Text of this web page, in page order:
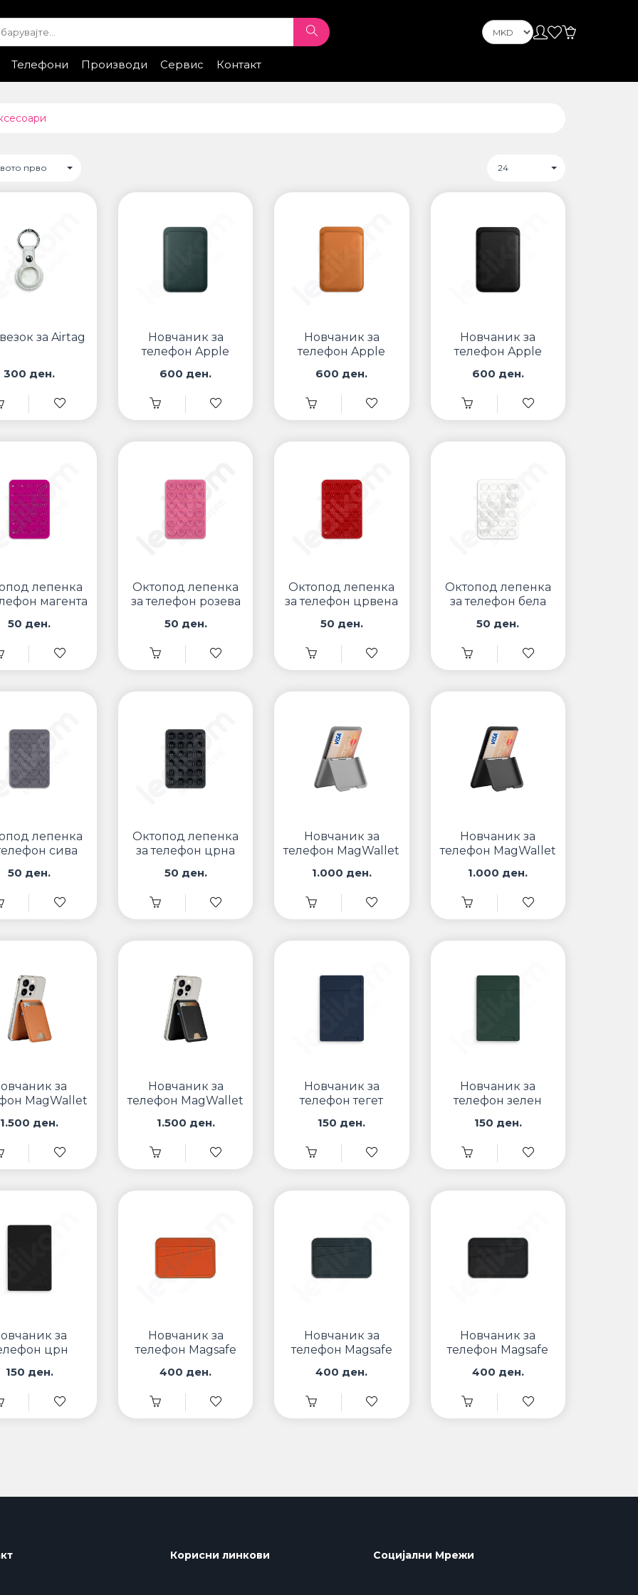
Телефони
Производи
Сервис
Провери статус
Контакт
прво 24
за Airtag
300 ден.
Новчаник за
телефон Apple
600 ден.
Новчаник за
телефон Apple
600 ден.
Новчаник за
телефон Apple
600 ден.
лепенка
магента
50 ден.
Октопод лепенка
за телефон розева
50 ден.
Октопод лепенка
за телефон црвена
50 ден.
Октопод лепенка
за телефон бела
50 ден.
лепенка
сива
50 ден.
Октопод лепенка
за телефон црна
50 ден.
Новчаник за
телефон MagWallet
1.000 ден.
Новчаник за
телефон MagWallet
1.000 ден.
за
MagWallet
005
1.500 ден.
Новчаник за
телефон MagWallet
1.500 ден.
Новчаник за
телефон тегет
150 ден.
Новчаник за
телефон зелен
150 ден.
за
црн
150 ден.
Новчаник за
телефон Magsafe
400 ден.
Новчаник за
телефон Magsafe
400 ден.
Новчаник за
телефон Magsafe
400 ден.
Корисни линкови Социјални Мрежи
УРЕДИ ЗА